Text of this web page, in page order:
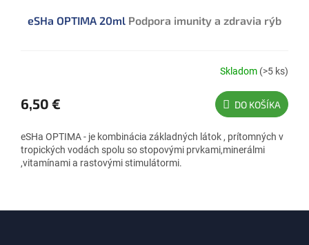
eSHa OPTIMA 20ml Podpora imunity a zdravia rýb
Skladom (>5 ks)
6,50 € DO KOŠÍKA
eSHa OPTIMA - je kombinácia základných látok , prítomných v
tropických vodách spolu so stopovými prvkami,minerálmi
,vitamínami a rastovými stimulátormi.